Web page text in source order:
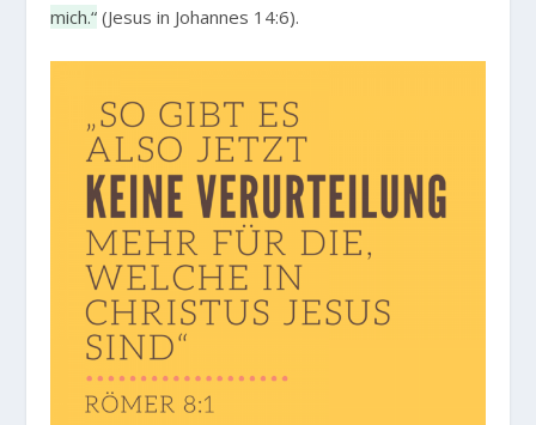
mich.“ (Jesus in Johannes 14:6).